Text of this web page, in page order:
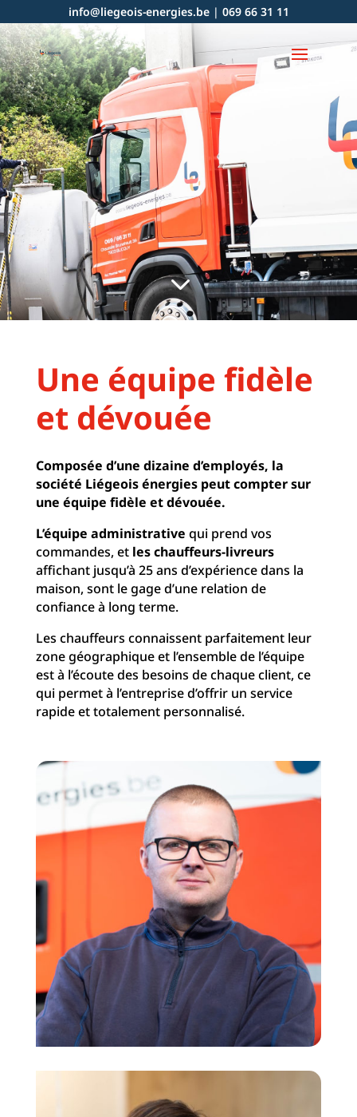
info@liegeois-energies.be| 069 66 31 11
3
Une équipe fidèle
et dévouée
Composée d’une dizaine d’employés, la
société Liégeois énergies peut compter sur
une équipe fidèle et dévouée.
L’équipe administrative qui prend vos
commandes, et les chauffeurs-livreurs
affichant jusqu’à 25 ans d’expérience dans la
maison, sont le gage d’une relation de
confiance à long terme.
Les chauffeurs connaissent parfaitement leur
zone géographique et l’ensemble de l’équipe
est à l’écoute des besoins de chaque client, ce
qui permet à l’entreprise d’offrir un service
rapide et totalement personnalisé.